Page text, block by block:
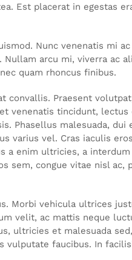
Est placerat in egestas
Nunc venenatis mi
arcu mi, viverra ac
quam rhoncus finibus.
convallis. Praesent
venenatis tincidunt,
Phasellus malesuada,
varius vel. Cras iaculis
a enim ultricies, a
sem, congue vitae nisl ac,
Morbi vehicula ultrices
velit, ac mattis neque
ultricies et malesuada
faucibus. In